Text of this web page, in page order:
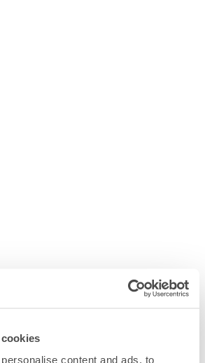
content and ads, to